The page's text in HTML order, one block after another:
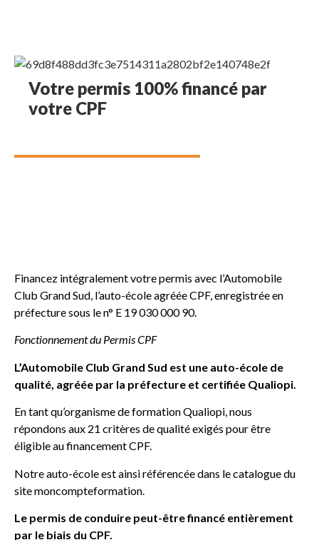
Votre permis 100% financé par
votre CPF
Financez intégralement votre permis avec l’Automobile
Club Grand Sud, l’auto-école agréée CPF, enregistrée en
préfecture sous le n° E 19 030 000 90.
Fonctionnement du Permis CPF
L’Automobile Club Grand Sud est une auto-école de
qualité, agréée par la préfecture et certifiée Qualiopi.
En tant qu’organisme de formation Qualiopi, nous
répondons aux 21 critères de qualité exigés pour être
éligible au financement CPF.
Notre auto-école est ainsi référencée dans le catalogue du
site moncompteformation.
Le permis de conduire peut-être financé entièrement
par le biais du CPF.